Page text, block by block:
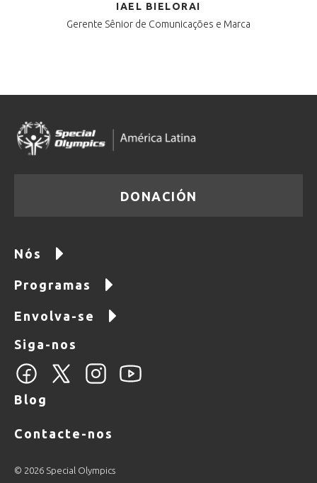
IAEL BIELORAI
Gerente Sênior de Comunicações e Marca
DONACIÓN
Nós
Programas
Envolva-se
Siga-nos
Blog
Contacte-nos
© 2026 Special Olympics